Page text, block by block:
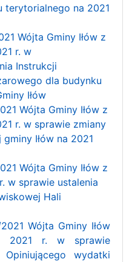
terytorialnego na 2021
Wójta Gminy Iłów z
r. w
Instrukcji
dla budynku
Iłów
Wójta Gminy Iłów z
r. w sprawie zmiany
Iłów na 2021
Wójta Gminy Iłów z
w sprawie ustalenia
Hali
Wójta Gminy Iłów
2021 r. w sprawie
Opiniującego wydatki